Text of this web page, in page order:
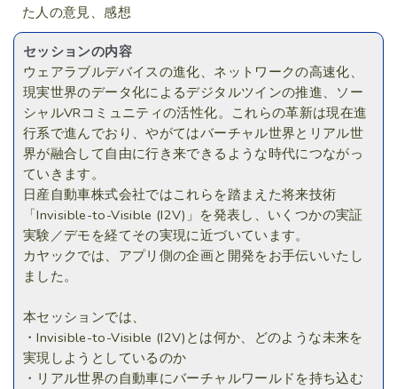
た人の意見、感想
セッションの内容
ウェアラブルデバイスの進化、ネットワークの高速化、
現実世界のデータ化によるデジタルツインの推進、ソー
シャルVRコミュニティの活性化。これらの革新は現在進
行系で進んでおり、やがてはバーチャル世界とリアル世
界が融合して自由に行き来できるような時代につながっ
ていきます。
日産自動車株式会社ではこれらを踏まえた将来技術
「Invisible-to-Visible (I2V)」を発表し、いくつかの実証
実験／デモを経てその実現に近づいています。
カヤックでは、アプリ側の企画と開発をお手伝いいたし
ました。
本セッションでは、
・Invisible-to-Visible (I2V)とは何か、どのような未来を
実現しようとしているのか
・リアル世界の自動車にバーチャルワールドを持ち込む